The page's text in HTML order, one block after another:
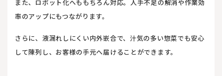
また、ロボット化へももちろん対応。人手不足の解消や作業効
率のアップにもつながります。
さらに、液漏れしにくい内外嵌合で、汁気の多い惣菜でも安心
して陳列し、お客様の手元へ届けることができます。